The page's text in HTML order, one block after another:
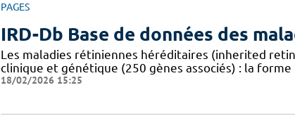
PAGES
IRD-Db Base de données des
Les maladies rétiniennes héréditaires (inherited
clinique et génétique (250 gènes associés) : la
18/02/2026 15:25